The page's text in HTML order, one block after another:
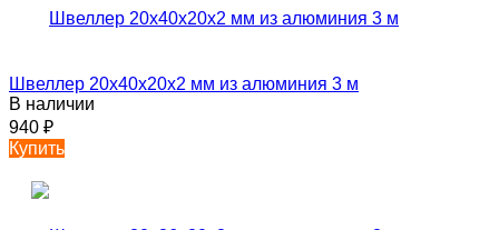
Швеллер 20х40х20х2 мм из алюминия 3 м
В наличии
940 ₽
Купить